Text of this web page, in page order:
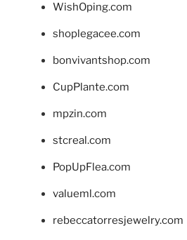
WishOping.com
shoplegacee.com
bonvivantshop.com
CupPlante.com
mpzin.com
stcreal.com
PopUpFlea.com
valueml.com
rebeccatorresjewelry.com